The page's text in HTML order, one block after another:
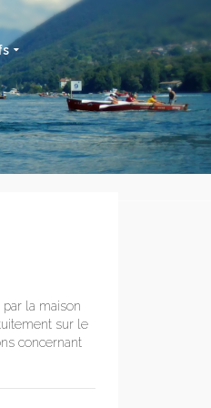
la maison
sur le
concernant